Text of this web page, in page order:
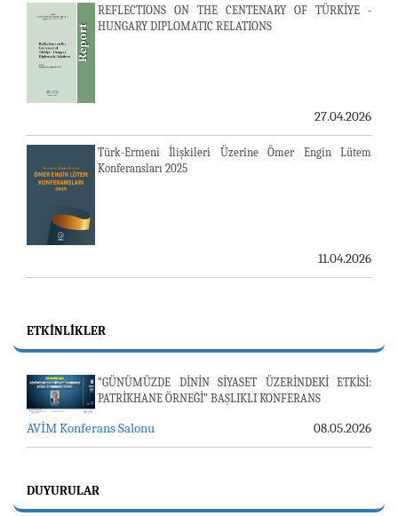
REFLECTIONS ON THE CENTENARY OF TÜRKİYE -
HUNGARY DIPLOMATIC RELATIONS
27.04.2026
Türk-Ermeni İlişkileri Üzerine Ömer Engin Lütem
Konferansları 2025
11.04.2026
ETKINLIKLER
“GÜNÜMÜZDE DİNİN SİYASET ÜZERİNDEKİ ETKİSİ:
PATRİKHANE ÖRNEĞİ” BAŞLIKLI KONFERANS
AVİM Konferans Salonu 08.05.2026
DUYURULAR23-24 TEMMUZ SUNUCU SORUNU VE AVİM GÜNLÜK
BÜLTEN